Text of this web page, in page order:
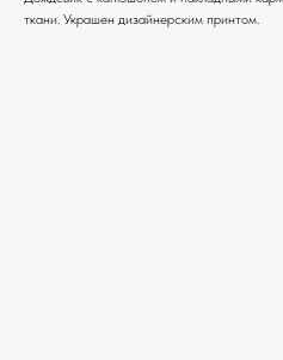
ткани. Украшен дизайнерским принтом.